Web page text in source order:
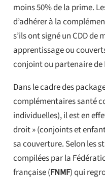
moins 50% de la prime.
d’adhérer à la
s’ils ont signé un CDD de
apprentissage ou
conjoint ou partenaire de
Dans le cadre des
complémentaires santé
individuelles), il est en
droit » (conjoints et
sa couverture. Selon les
compilées par la
française (FNMF) qui